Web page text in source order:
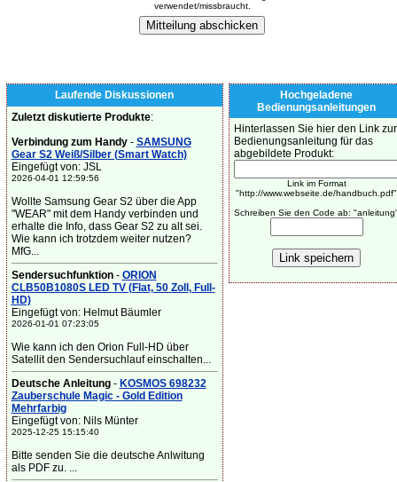
verwendet/missbraucht.
Laufende Diskussionen
Zuletzt diskutierte Produkte:
Verbindung zum Handy- SAMSUNG
Gear S2 Weiß/Silber (Smart Watch)
Eingefügt von: JSL
2026-04-01 12:59:56
Wollte Samsung Gear S2 über die App
"WEAR" mit dem Handy verbinden und
erhalte die Info, dass Gear S2 zu alt sei.
Wie kann ich trotzdem weiter nutzen?
MfG...
Sendersuchfunktion- ORION
CLB50B1080S LED TV (Flat, 50 Zoll, Full-
HD)
Eingefügt von: Helmut Bäumler
2026-01-01 07:23:05
Wie kann ich den Orion Full-HD über
Satellit den Sendersuchlauf einschalten...
Deutsche Anleitung- KOSMOS 698232
Zauberschule Magic - Gold Edition
Mehrfarbig
Eingefügt von: Nils Münter
2025-12-25 15:15:40
Bitte senden Sie die deutsche Anlwitung
als PDF zu. ...
Hochgeladene
Bedienungsanleitungen
Hinterlassen Sie hier den Link zur
Bedienungsanleitung für das
abgebildete Produkt:
Link im Format
"http://www.webseite.de/handbuch.pdf"
Schreiben Sie den Code ab: